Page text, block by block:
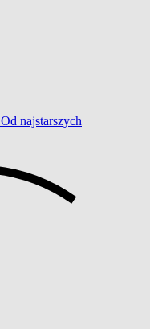
Od najstarszych